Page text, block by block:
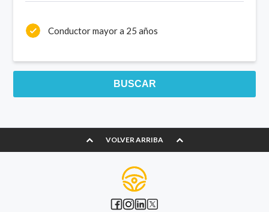
Conductor mayor a 25 años
BUSCAR
VOLVER ARRIBA